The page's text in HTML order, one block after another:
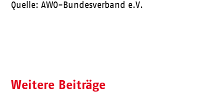
Quelle: AWO-Bundesverband e.V.
Weitere Beiträge